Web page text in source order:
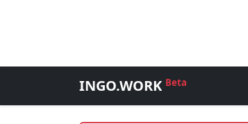
INGO.WORK Beta